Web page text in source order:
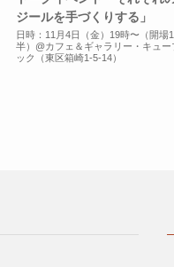
ジールを手づくりする」
日時：11月4日（金）19時〜（開場
半）@カフェ＆ギャラリー・キュー
ック（東区箱崎1-5-14）